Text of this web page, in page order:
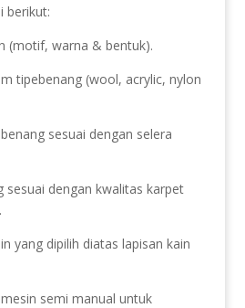
berikut:
(motif, warna & bentuk).
tipebenang (wool, acrylic, nylon
sesuai dengan selera
sesuai dengan kwalitas karpet
yang dipilih diatas lapisan kain
semi manual untuk